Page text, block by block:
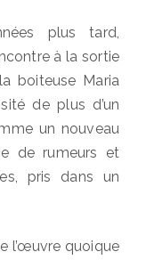
plus tard,
à la sortie
boiteuse Maria
de plus d’un
un nouveau
de rumeurs et
pris dans un
l’œuvre quoique